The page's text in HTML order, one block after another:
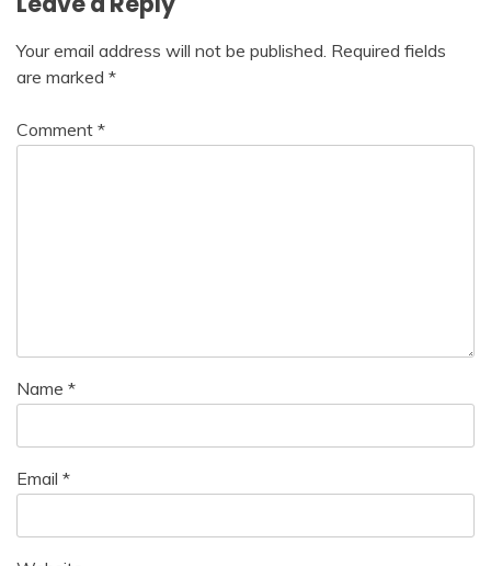
Your email address will not be published. Required fields
are marked *
Comment *
Name *
Email *